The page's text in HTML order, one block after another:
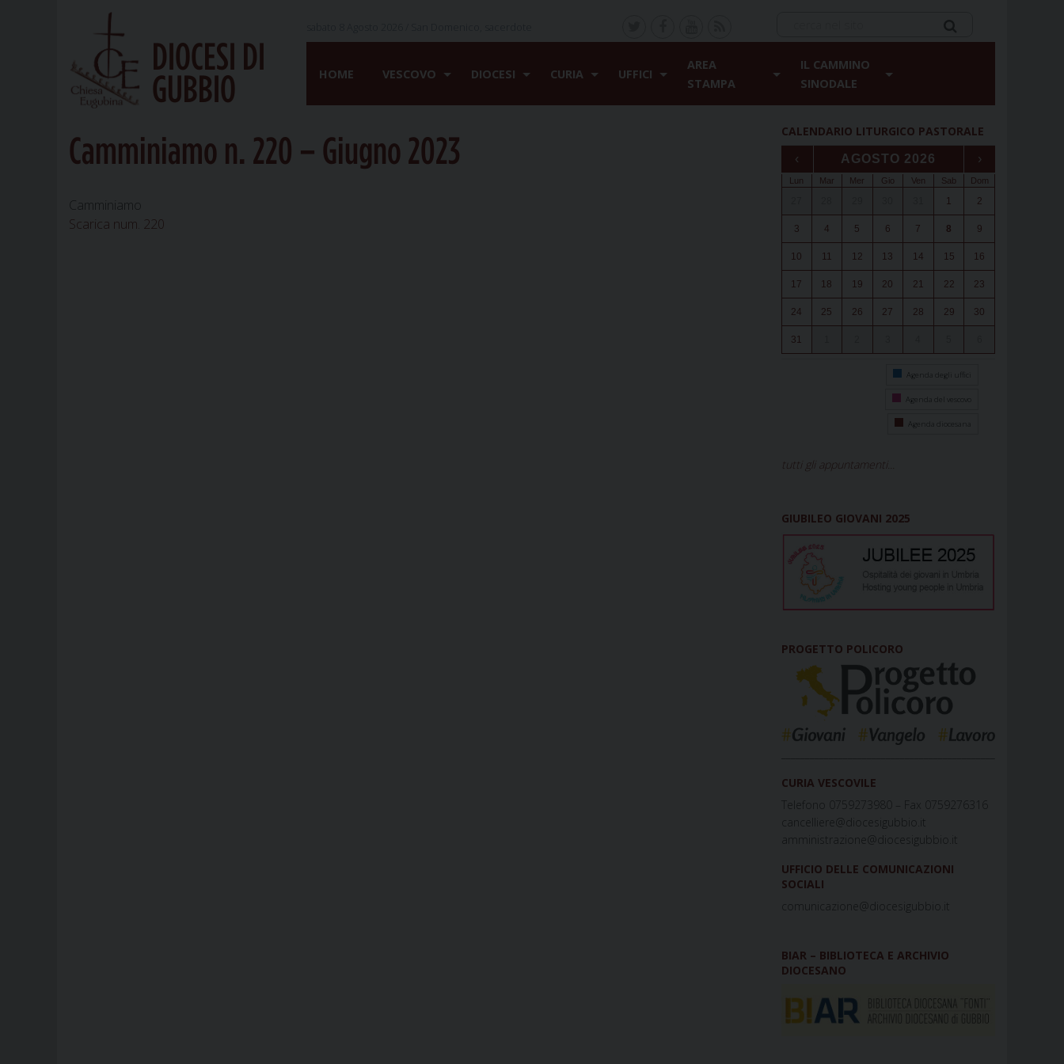
DIOCESI DI
GUBBIO
HOME VESCOVO DIOCESI CURIA UFFICI
AREA
STAMPA
IL CAMMINO
SINODALE
Camminiamo n. 220 – Giugno 2023
Camminiamo
Scarica num. 220
CALENDARIO LITURGICO PASTORALE
‹ AGOSTO 2026 ›
Lun Mar Mer Gio Ven Sab Dom
1 2
3 4 5 6 7 8 9
10 11 12 13 14 15 16
17 18 19 20 21 22 23
24 25 26 27 28 29 30
31
Agenda degli uffici
Agenda del vescovo
Agenda diocesana
tutti gli appuntamenti...
GIUBILEO GIOVANI 2025
PROGETTO POLICORO
CURIA VESCOVILE
Telefono 0759273980 – Fax 0759276316
cancelliere@diocesigubbio.it
amministrazione@diocesigubbio.it
UFFICIO DELLE COMUNICAZIONI
SOCIALI
comunicazione@diocesigubbio.it
BIAR – BIBLIOTECA E ARCHIVIO
DIOCESANO